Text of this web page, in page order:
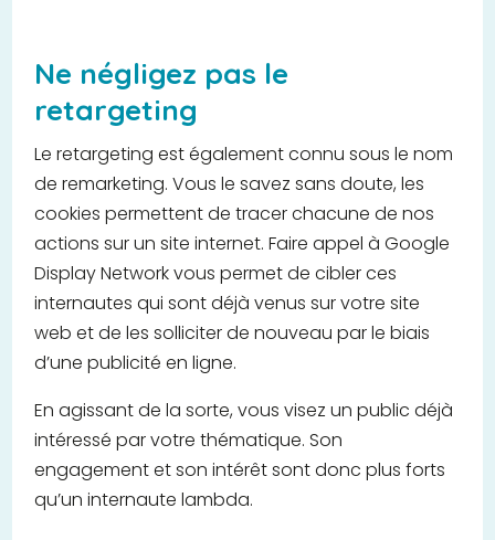
Ne négligez pas le
retargeting
Le retargeting est également connu sous le nom
de remarketing. Vous le savez sans doute, les
cookies permettent de tracer chacune de nos
actions sur un site internet. Faire appel à Google
Display Network vous permet de cibler ces
internautes qui sont déjà venus sur votre site
web et de les solliciter de nouveau par le biais
d’une publicité en ligne.
En agissant de la sorte, vous visez un public déjà
intéressé par votre thématique. Son
engagement et son intérêt sont donc plus forts
qu’un internaute lambda.